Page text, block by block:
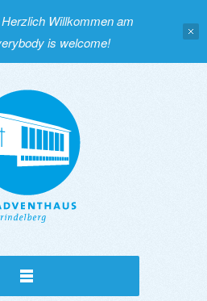
Willkommen am
is welcome!